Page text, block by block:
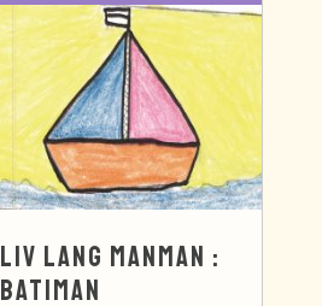
LIV LANG MANMAN :
BATIMAN